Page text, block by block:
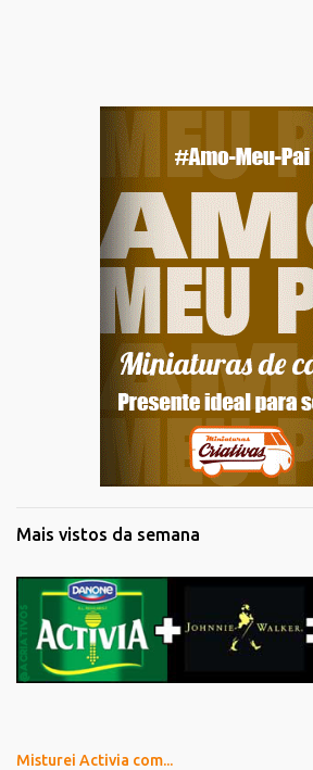
Mais vistos da semana
Misturei Activia com...